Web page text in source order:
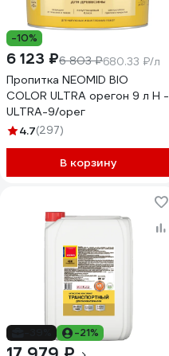
-10%
6 123 ₽6 803 ₽680.33 ₽/л
Пропитка NEOMID BIO
COLOR ULTRA орегон 9 л Н -
ULTRA-9/орег
4.7(297)
В корзину
-21%